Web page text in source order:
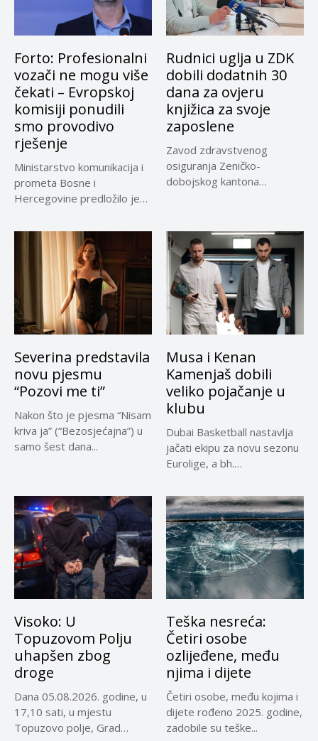
Forto: Profesionalni
vozači ne mogu više
čekati – Evropskoj
komisiji ponudili
smo provodivo
rješenje
Ministarstvo komunikacija i
prometa Bosne i
Hercegovine predložilo je
privremeno...
Rudnici uglja u ZDK
dobili dodatnih 30
dana za ovjeru
knjižica za svoje
zaposlene
Zavod zdravstvenog
osiguranja Zeničko-
dobojskog kantona
Severina predstavila
novu pjesmu
“Pozovi me ti”
Nakon što je pjesma “Nisam
kriva ja” (“Bezosjećajna”) u
samo šest dana...
Musa i Kenan
Kamenjaš dobili
veliko pojačanje u
klubu
Dubai Basketball nastavlja
jačati ekipu za novu sezonu
Eurolige, a bh.
Visoko: U
Topuzovom Polju
uhapšen zbog
droge
Dana 05.08.2026. godine, u
17,10 sati, u mjestu
Topuzovo polje, Grad
Teška nesreća:
Četiri osobe
ozlijeđene, među
njima i dijete
Četiri osobe, među kojima i
dijete rođeno 2025. godine,
zadobile su teške...